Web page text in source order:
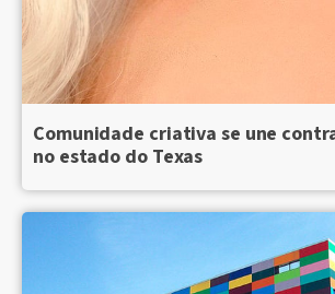
Comunidade criativa se une
no estado do Texas